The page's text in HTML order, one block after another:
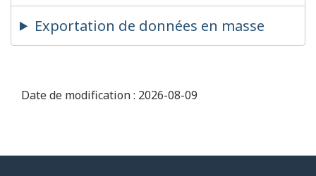
Exportation de données en masse
Date de modification : 2026-08-09